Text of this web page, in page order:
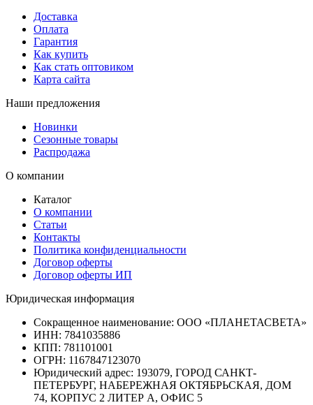
Доставка
Оплата
Гарантия
Как купить
Как стать оптовиком
Карта сайта
Наши предложения
Новинки
Сезонные товары
Распродажа
О компании
Каталог
О компании
Статьи
Контакты
Политика конфиденциальности
Договор оферты
Договор оферты ИП
Юридическая информация
Сокращенное наименование: ООО «ПЛАНЕТАСВЕТА»
ИНН: 7841035886
КПП: 781101001
ОГРН: 1167847123070
Юридический адрес: 193079, ГОРОД САНКТ-
ПЕТЕРБУРГ, НАБЕРЕЖНАЯ ОКТЯБРЬСКАЯ, ДОМ
74, КОРПУС 2 ЛИТЕР А, ОФИС 5